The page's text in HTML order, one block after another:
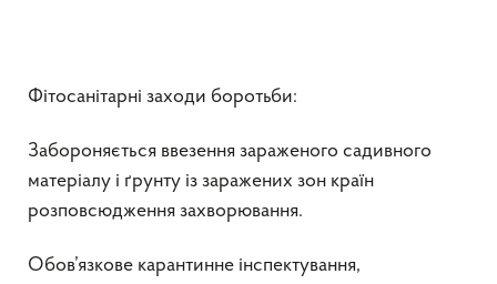
Фітосанітарні заходи боротьби:
Забороняється ввезення зараженого садивного
матеріалу і ґрунту із заражених зон країн
розповсюдження захворювання.
Обов’язкове карантинне інспектування,